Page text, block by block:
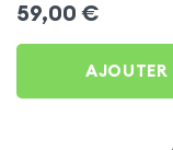
59,00 €
AJOUTER